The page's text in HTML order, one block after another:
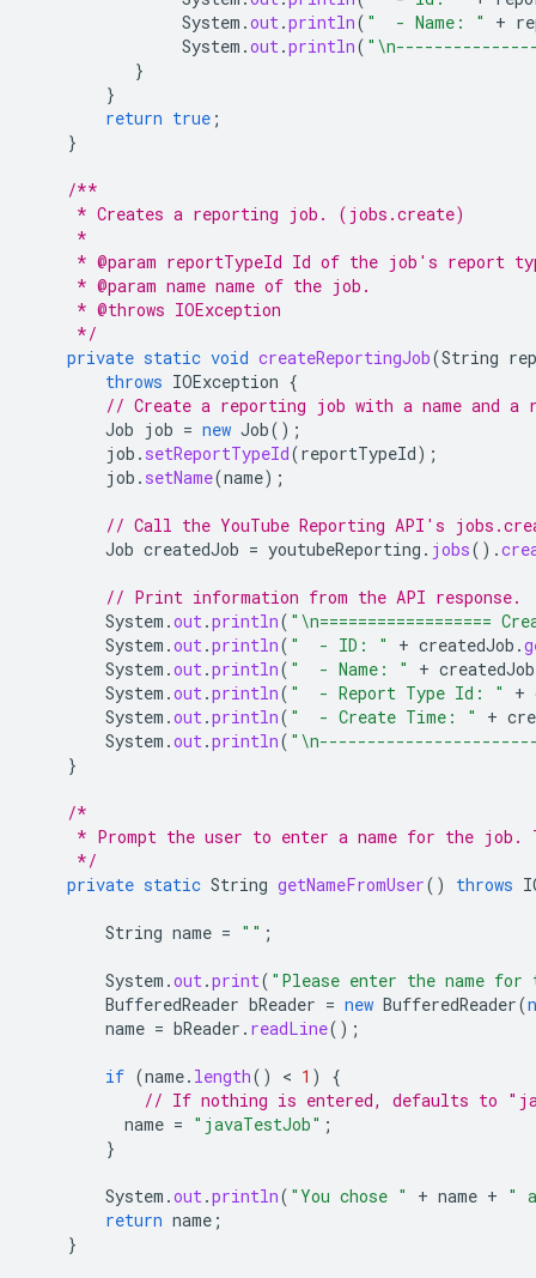
System .out.println( "  - Name: " +
System .out.println(
}
}
return true ;
}
/**
     * Creates a reporting job. (jobs.create)
     *
* @param reportTypeId Id of the job's report
     * @param name name of the job.
     * @throws IOException
     */
private static void createReportingJob(String
throws IOException {
// Create a reporting job with a name and
Job job = new Job();
job . setReportTypeId(reportTypeId);
job . setName(name);
// Call the YouTube Reporting API's
Job createdJob = youtubeReporting . jobs().
// Print information from the API response.
System .out.println( "\n==================
System .out.println( "  - ID: " + createdJob .
System .out.println( "  - Name: " + createdJob
System .out.println( "  - Report Type Id: " +
System .out.println( "  - Create Time: " +
System .out.println(
}
/*
* Prompt the user to enter a name for the job.
     */
private static String getNameFromUser() throws
String name = "" ;
System .out.print( "Please enter the name
BufferedReader bReader = new BufferedReader(
name = bReader . readLine();
if (name. length() < 1 )
{
// If nothing is entered, defaults to
name = "javaTestJob" ;
}
System .out.println( "You chose " + name + "
return name ;
}